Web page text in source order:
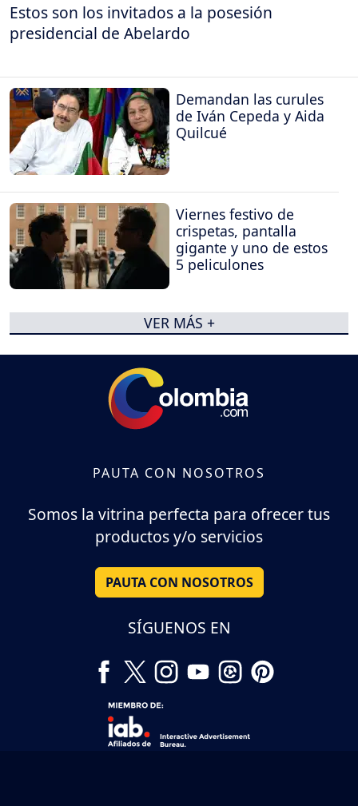
Estos son los invitados a la posesión
presidencial de Abelardo
Demandan las curules
de Iván Cepeda y Aida
Quilcué
Viernes festivo de
crispetas, pantalla
gigante y uno de estos
5 peliculones
VER MÁS +
PAUTA CON NOSOTROS
Somos la vitrina perfecta para ofrecer tus
productos y/o servicios
PAUTA CON NOSOTROS
SÍGUENOS EN